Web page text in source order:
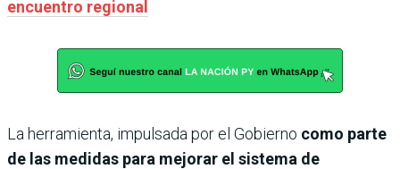
encuentro regional
La herramienta, impulsada por el Gobierno como parte
de las medidas para mejorar el sistema de